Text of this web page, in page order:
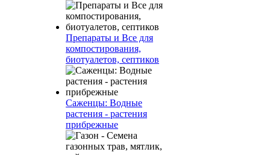
Препараты и Все для
компостирования,
биотуалетов, септиков
Саженцы: Водные
растения - растения
прибрежные